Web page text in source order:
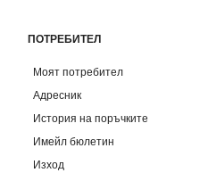
ПОТРЕБИТЕЛ
Моят потребител
Адресник
История на поръчките
Имейл бюлетин
Изход